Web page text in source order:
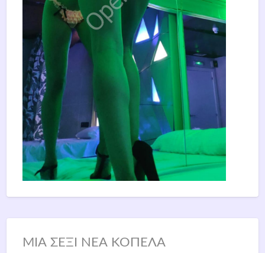
ΜΙΑ ΣΕΞΙ ΝΕΑ ΚΟΠΕΛΑ